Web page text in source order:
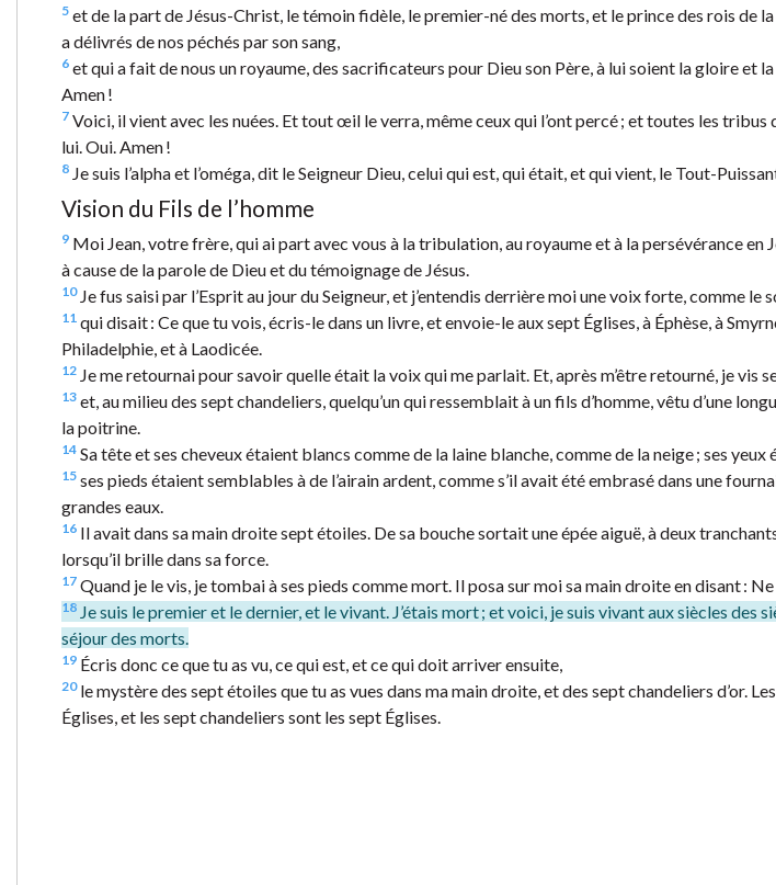
5 et de la part de Jésus-Christ, le témoin fidèle, le premier-né des morts, et le prince des rois de
a délivrés de nos péchés par son sang,
6 et qui a fait de nous un royaume, des sacrificateurs pour Dieu son Père, à lui soient la gloire et
Amen !
7 Voici, il vient avec les nuées. Et tout œil le verra, même ceux qui l’ont percé ; et toutes les tribus
lui. Oui. Amen !
8 Je suis l’alpha et l’oméga, dit le Seigneur Dieu, celui qui est, qui était, et qui vient, le Tout-
Vision du Fils de l’homme
9 Moi Jean, votre frère, qui ai part avec vous à la tribulation, au royaume et à la persévérance en
à cause de la parole de Dieu et du témoignage de Jésus.
10Je fus saisi par l’Esprit au jour du Seigneur, et j’entendis derrière moi une voix forte, comme le
11 qui disait : Ce que tu vois, écris-le dans un livre, et envoie-le aux sept Églises, à Éphèse, à
Philadelphie, et à Laodicée.
12 Je me retournai pour savoir quelle était la voix qui me parlait. Et, après m’être retourné, je vis
13 et, au milieu des sept chandeliers, quelqu’un qui ressemblait à un fils d’homme, vêtu d’une
la poitrine.
14 Sa tête et ses cheveux étaient blancs comme de la laine blanche, comme de la neige ; ses
15 ses pieds étaient semblables à de l’airain ardent, comme s’il avait été embrasé dans une
grandes eaux.
16 Il avait dans sa main droite sept étoiles. De sa bouche sortait une épée aiguë, à deux
lorsqu’il brille dans sa force.
17 Quand je le vis, je tombai à ses pieds comme mort. Il posa sur moi sa main droite en disant :
18 Je suis le premier et le dernier, et le vivant. J’étais mort ; et voici, je suis vivant aux siècles des
séjour des morts.
19 Écris donc ce que tu as vu, ce qui est, et ce qui doit arriver ensuite,
20le mystère des sept étoiles que tu as vues dans ma main droite, et des sept chandeliers d’or.
Églises, et les sept chandeliers sont les sept Églises.